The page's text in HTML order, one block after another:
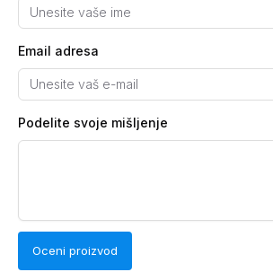
Email adresa
Podelite svoje mišljenje
Oceni proizvod